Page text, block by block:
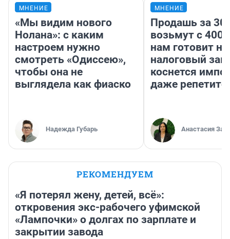
МНЕНИЕ
«Мы видим нового
Нолана»: с каким
настроем нужно
смотреть «Одиссею»,
чтобы она не
выглядела как фиаско
Надежда Губарь
МНЕНИЕ
Продашь за
возьмут с
нам готовит
налоговый
коснется
даже
Анастасия
РЕКОМЕНДУЕМ
«Я потерял жену, детей, всё»:
откровения экс-рабочего уфимской
«Лампочки» о долгах по зарплате и
закрытии завода